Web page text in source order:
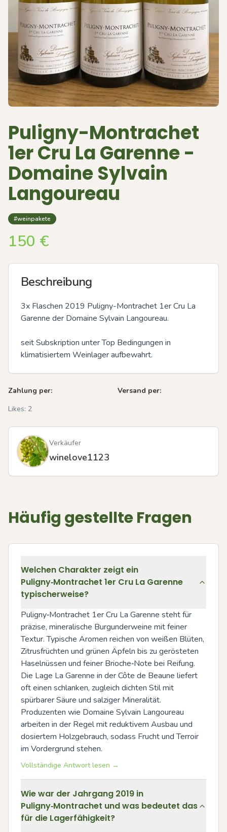
Puligny-Montrachet
1er Cru La Garenne -
Domaine Sylvain
Langoureau
#weinpakete
150 €
Beschreibung
3x Flaschen 2019 Puligny-Montrachet 1er Cru La
Garenne der Domaine Sylvain Langoureau.
seit Subskription unter Top Bedingungen in
klimatisiertem Weinlager aufbewahrt.
Zahlung per:
Versand per:
Likes: 2
Verkäufer
winelove1123
Häufig gestellte Fragen
Welchen Charakter zeigt ein
Puligny‑Montrachet 1er Cru La Garenne
typischerweise?
Puligny‑Montrachet 1er Cru La Garenne steht für
präzise, mineralische Burgunderweine mit feiner
Textur. Typische Aromen reichen von weißen Blüten,
Zitrusfrüchten und grünen Äpfeln bis zu gerösteten
Haselnüssen und feiner Brioche‑Note bei Reifung.
Die Lage La Garenne in der Côte de Beaune liefert
oft einen schlanken, zugleich dichten Stil mit
spürbarer Säure und salziger Mineralität.
Produzenten wie Domaine Sylvain Langoureau
arbeiten in der Regel mit reduktivem Ausbau und
dosiertem Holzgebrauch, sodass Frucht und Terroir
im Vordergrund stehen.
Vollständige Antwort lesen →
Wie war der Jahrgang 2019 in
Puligny‑Montrachet und was bedeutet das
für die Lagerfähigkeit?